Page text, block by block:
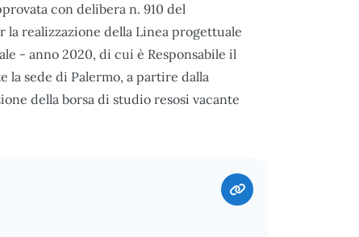
con delibera n. 910 del
realizzazione della Linea progettuale
- anno 2020, di cui è Responsabile il
la sede di Palermo, a partire dalla
della borsa di studio resosi vacante